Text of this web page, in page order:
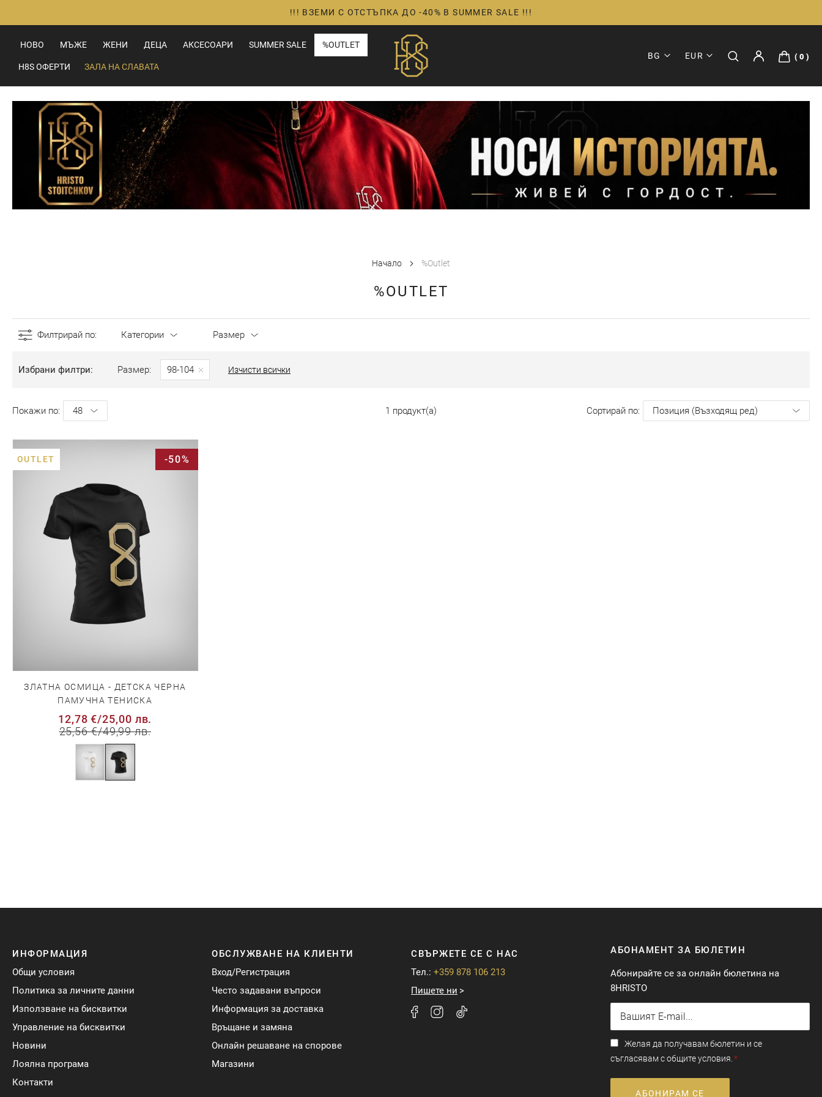
към
съдържанието
!!! ВЗЕМИ С ОТСТЪПКА ДО -40% В SUMMER SALE !!!
НОВО МЪЖЕ ЖЕНИ ДЕЦА АКСЕСОАРИ SUMMER SALE %OUTLET
H8S ОФЕРТИ ЗАЛА НА СЛАВАТА
BG EUR 0
Начало %Outlet
%OUTLET
Филтрирай по Категории Размер
Избрани филтри Размер 98-104 Изчисти всички
Покажи по 1 продукт(а) Сортирай по
OUTLET -50%
ЗЛАТНА ОСМИЦА - ДЕТСКА ЧЕРНА
ПАМУЧНА ТЕНИСКА
12,78 €/25,00 лв.
25,56 €/49,99 лв.
ИНФОРМАЦИЯ
Общи условия
Политика за личните данни
Използване на бисквитки
Управление на бисквитки
Новини
Лоялна програма
Контакти
ОБСЛУЖВАНЕ НА КЛИЕНТИ
Вход/Регистрация
Често задавани въпроси
Информация за доставка
Връщане и замяна
Онлайн решаване на спорове
Магазини
СВЪРЖЕТЕ СЕ С НАС
Тел.: +359 878 106 213
Пишете ни
АБОНАМЕНТ ЗА БЮЛЕТИН
Абонирайте се за онлайн бюлетина на
8HRISTO
Желая да получавам бюлетин и се
съгласявам с общите условия.
АБОНИРАМ СЕ